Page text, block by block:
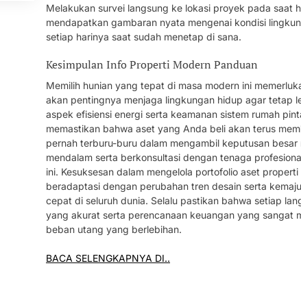
Melakukan survei langsung ke lokasi proyek pada saat
mendapatkan gambaran nyata mengenai kondisi
setiap harinya saat sudah menetap di sana.
Kesimpulan Info Properti Modern Panduan
Memilih hunian yang tepat di masa modern ini
akan pentingnya menjaga lingkungan hidup agar tetap
aspek efisiensi energi serta keamanan sistem rumah
memastikan bahwa aset yang Anda beli akan terus
pernah terburu-buru dalam mengambil keputusan
mendalam serta berkonsultasi dengan tenaga
ini. Kesuksesan dalam mengelola portofolio aset
beradaptasi dengan perubahan tren desain serta
cepat di seluruh dunia. Selalu pastikan bahwa setiap
yang akurat serta perencanaan keuangan yang sangat
beban utang yang berlebihan.
BACA SELENGKAPNYA DI..